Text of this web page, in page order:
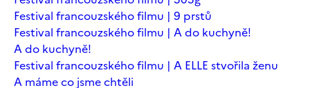
Festival francouzského filmu | 9 prstů
Festival francouzského filmu | A do kuchyně!
A do kuchyně!
Festival francouzského filmu | A ELLE stvořila ženu
A máme co jsme chtěli